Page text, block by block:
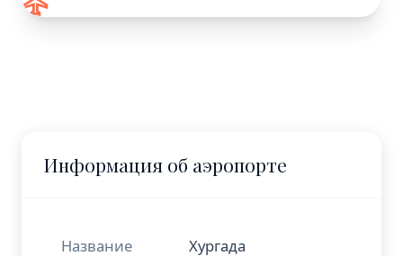
Информация об аэропорте
Название Хургада